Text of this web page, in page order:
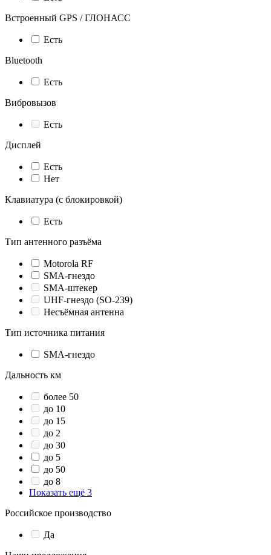
Встроенный GPS / ГЛОНАСС
Есть
Bluetooth
Есть
Вибровызов
Есть
Дисплей
Есть
Нет
Клавиатура (с блокировкой)
Есть
Тип антенного разъёма
Motorola RF
SMA-гнездо
SMA-штекер
UHF-гнездо (SO-239)
Несъёмная антенна
Тип источника питания
SMA-гнездо
Дальность км
более 50
до 10
до 15
до 2
до 30
до 5
до 50
до 8
Показать ещё 3
Российское производство
Да